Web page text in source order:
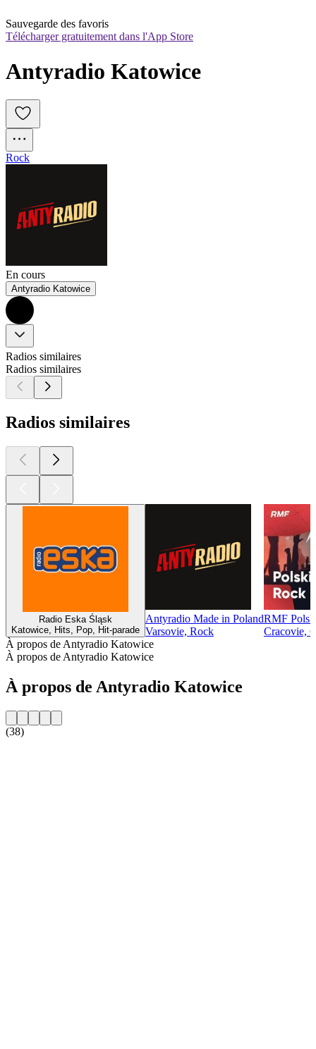
Sauvegarde des favoris
Télécharger gratuitement dans l'App Store
Antyradio Katowice
Rock
En cours
Antyradio Katowice
Radios similaires
Radios similaires
Radios similaires
Radio Eska Śląsk
Katowice, Hits, Pop, Hit-parade
Antyradio Made in Poland
Varsovie, Rock
RMF
Cracovie,
À propos de Antyradio Katowice
À propos de Antyradio Katowice
À propos de Antyradio Katowice
(38)